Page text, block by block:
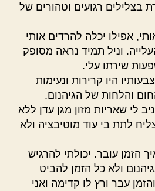
בצלילים רגועים וטהורים של
אפילו יכלה להרדים אותי
וניל תמיד נראה מסופק
שירתו עלי.
היו קרירות ונעימות
והלחות של הגיהנום.
לי שאריות מזון מגן עדן ללא
לתת בי עוד מוטיבציה ולא
הזמן עובר. יכולתי להרגיש
ולא כל הזמן להביט
עבר ורץ לו קדימה ואני